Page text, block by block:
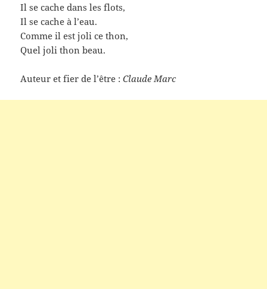
Il se cache dans les flots,
Il se cache à l’eau.
Comme il est joli ce thon,
Quel joli thon beau.
Auteur et fier de l’être :Claude Marc